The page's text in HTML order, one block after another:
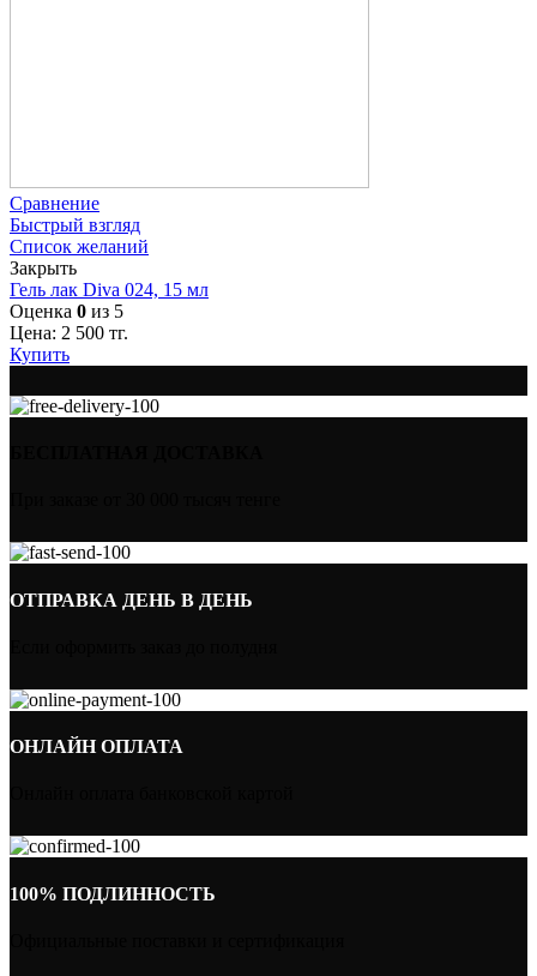
Сравнение
Быстрый взгляд
Список желаний
Закрыть
Гель лак Diva 024, 15 мл
Оценка 0 из 5
Цена: 2 500 тг.
Купить
ОТПРАВКА ДЕНЬ В ДЕНЬ
ОНЛАЙН ОПЛАТА
100% ПОДЛИННОСТЬ